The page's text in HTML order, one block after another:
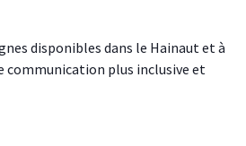
disponibles dans le Hainaut et à
communication plus inclusive et